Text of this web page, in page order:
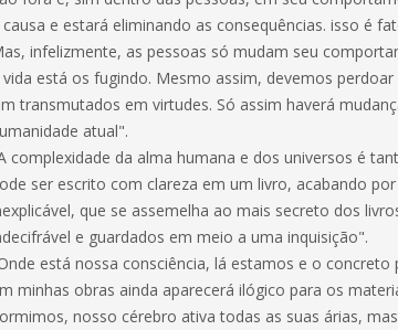
causa e estará eliminando as consequências. isso é
infelizmente, as pessoas só mudam seu
vida está os fugindo. Mesmo assim, devemos
transmutados em virtudes. Só assim haverá
atual".
complexidade da alma humana e dos universos é
ser escrito com clareza em um livro, acabando
que se assemelha ao mais secreto dos
e guardados em meio a uma inquisição".
está nossa consciência, lá estamos e o
minhas obras ainda aparecerá ilógico para os
nosso cérebro ativa todas as suas árias,